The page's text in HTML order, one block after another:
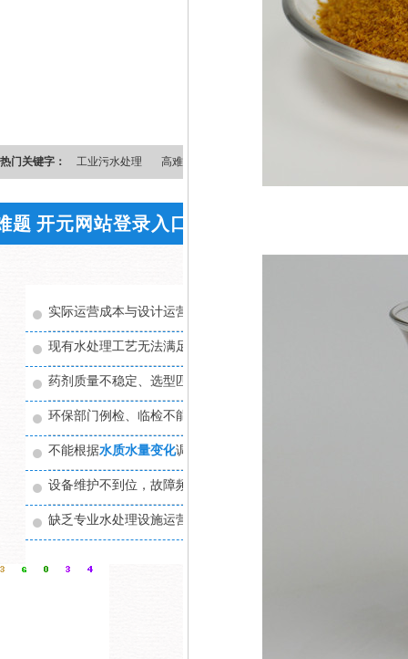
热门关键字： 工业污水处理 高难度污水处理
题 开元网站登录入口环保来帮您
实际运营成本与设计运营成本差距大,
现有水处理工艺无法满足实际处理需求
药剂质量不稳定、选型匹配不合适，处理效果不理想
环保部门例检、临检不能稳定通过，
不能根据水质水量变化调整至最佳运行状态
设备维护不到位，故障频繁，维护成本高，影响系统运行
缺乏专业水处理设施运营管理经验和技术，无法有效控制运营成